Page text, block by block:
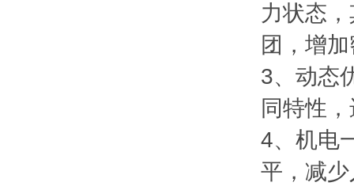
力状态
团，增
3、动态
同特性
4、机电
平，减